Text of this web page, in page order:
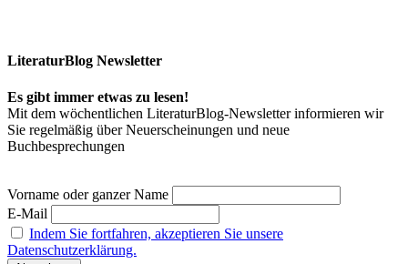
LiteraturBlog Newsletter
Es gibt immer etwas zu lesen!
Mit dem wöchentlichen LiteraturBlog-Newsletter informieren wir
Sie regelmäßig über Neuerscheinungen und neue
Buchbesprechungen
Vorname oder ganzer Name
E-Mail
Indem Sie fortfahren, akzeptieren Sie unsere
Datenschutzerklärung.